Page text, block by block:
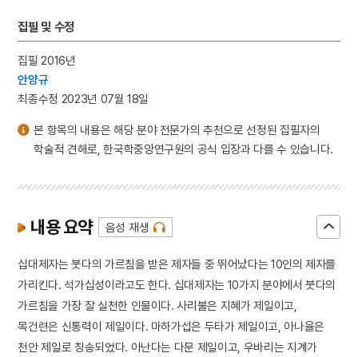
집필 및 수정
집필 2016년
안양규
최종수정 2023년 07월 18일
본 항목의 내용은 해당 분야 전문가의 추천으로 선정된 집필자의
학술적 견해로, 한국학중앙연구원의 공식 입장과 다를 수 있습니다.
내용 요약 음성 재생
십대제자는 붓다의 가르침을 받은 제자들 중 뛰어났다는 10인의 제자를
가리킨다. 석가십성이라고도 한다. 십대제자는 10가지 분야에서 붓다의
가르침을 가장 잘 실천한 인물이다. 사리불은 지혜가 제일이고,
목건련은 신통력이 제일이다. 마하가섭은 두타가 제일이고, 아나율은
천안 제일로 칭송되었다. 아난다는 다문 제일이고, 우바리는 지계가